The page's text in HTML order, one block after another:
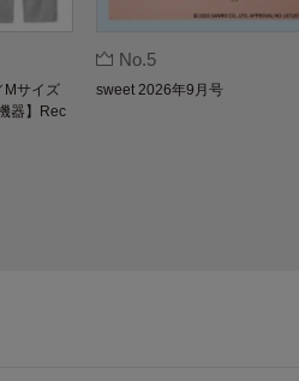
Mサイズ
器】Rec
No.5
sweet 2026年9月号